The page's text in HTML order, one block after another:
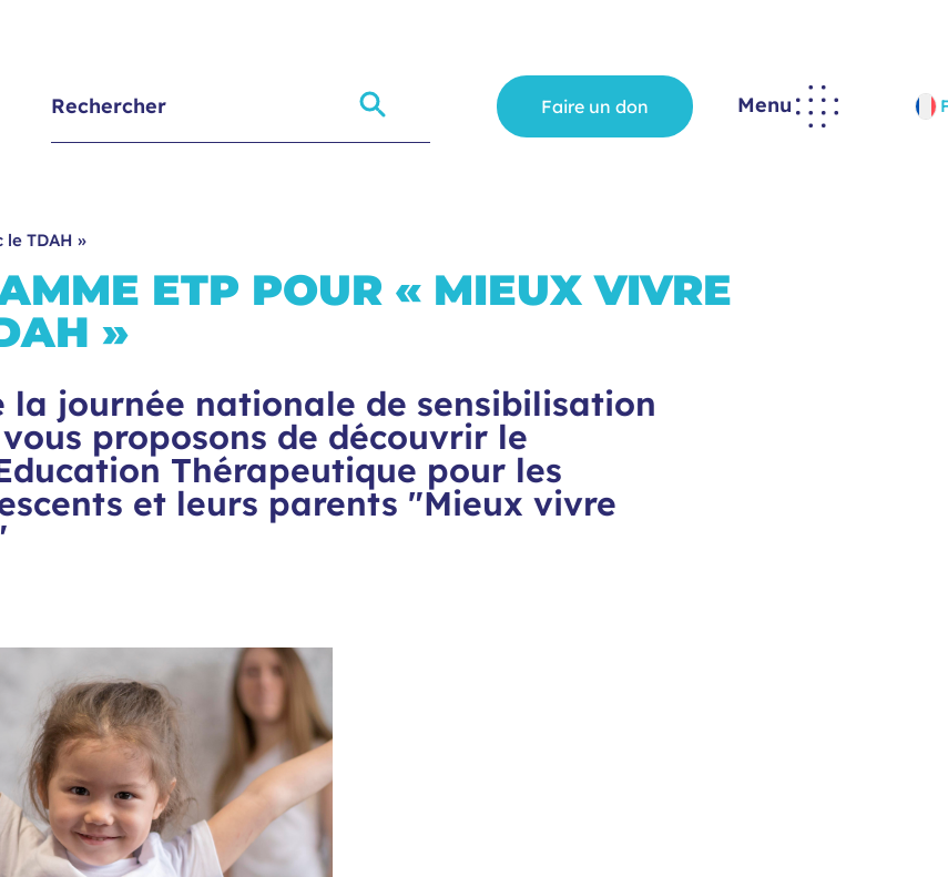
Faire un don Menu
TDAH »
ETP POUR « MIEUX VIVRE
»
la journée nationale de sensibilisation
proposons de découvrir le
Thérapeutique pour les
et leurs parents "Mieux vivre